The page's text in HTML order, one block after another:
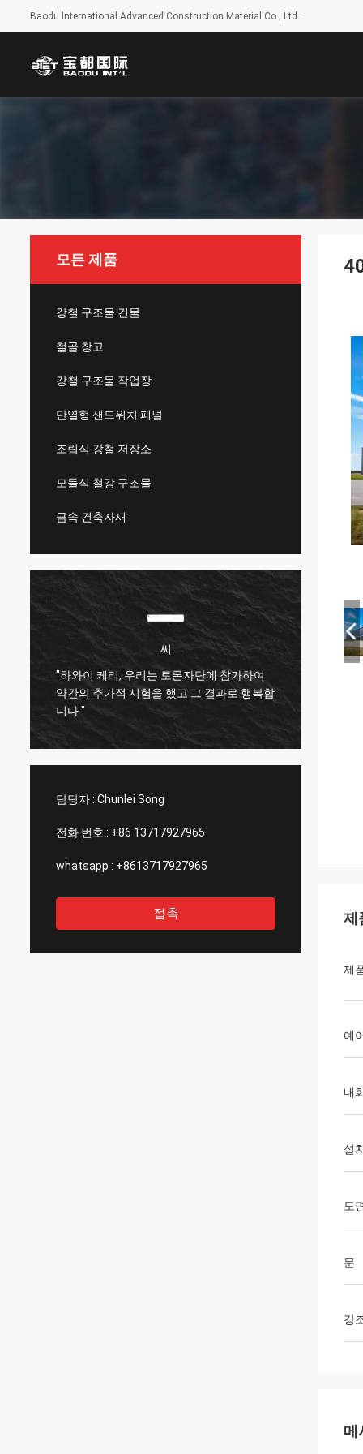
Baodu International Advanced Construction Material Co., Ltd.
모든 제품
강철 구조물 건물
철골 창고
강철 구조물 작업장
단열형 샌드위치 패널
조립식 강철 저장소
모듈식 철강 구조물
금속 건축자재
씨
"하와이 케리, 우리는 토론자단에 참가하여
약간의 추가적 시험을 했고 그 결과로 행복합
니다 "
담당자 : Chunlei Song
전화 번호 : +86 13717927965
whatsapp : +8613717927965
접촉 제
제
예
내
설
도
문
강
메